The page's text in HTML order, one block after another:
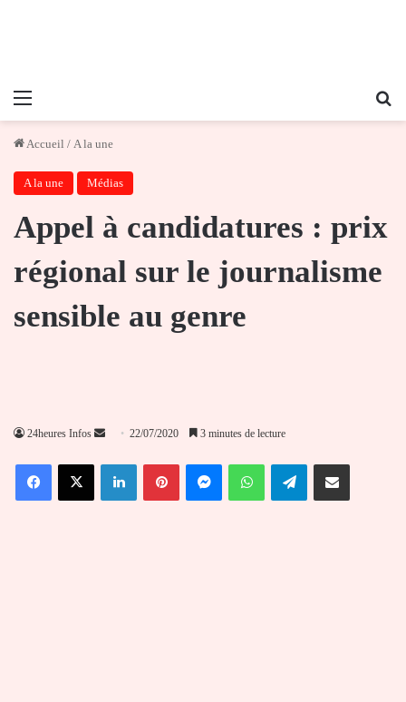
Menu
Accueil / A la une
A la une Médias
Appel à candidatures : prix
régional sur le journalisme
sensible au genre
24heures Infos
Envoyer
courriel
22/07/2020 3 minutes de lecture
FacebookX LinkedinPinterestMessengerWhatsAppTelegramPartager par email